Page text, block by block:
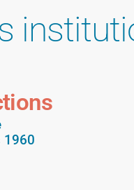
1960